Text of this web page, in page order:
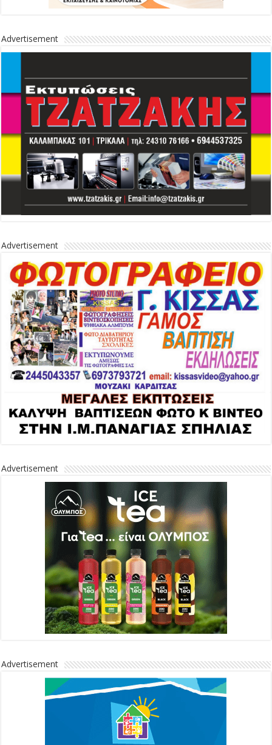
Advertisement
Advertisement
Advertisement
Advertisement